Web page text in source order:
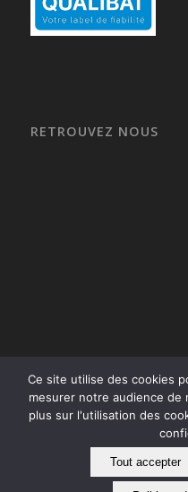
RETROUVEZ NOUS
Premium Fermetures 2026 -
Ce site utilise des cookies
mesurer notre audience de
plus sur l'utilisation des
Tout accepter